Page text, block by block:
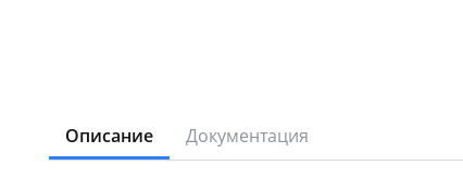
Описание Документация